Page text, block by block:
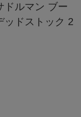
ドルマン ブー
ッドストック 2